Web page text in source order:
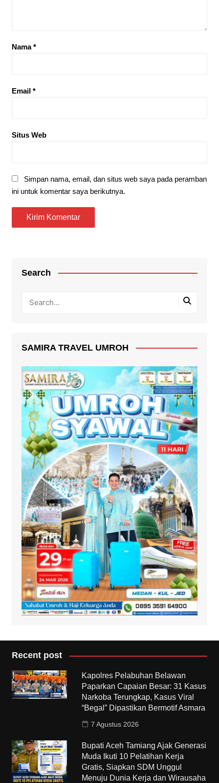
Nama*
Email *
Situs Web
Simpan nama, email, dan situs web saya pada peramban
ini untuk komentar saya berikutnya.
Search
SAMIRA TRAVEL UMROH
Recent post
Kapolres Pelabuhan Belawan
Paparkan Capaian Besar: 31 Kasus
Narkoba Terungkap, Kasus Viral
“Begal” Dipastikan Bermotif Asmara
7 Agustus 2026
Bupati Aceh Tamiang Ajak Generasi
Muda Ikuti 10 Pelatihan Kerja
Gratis, Siapkan SDM Unggul
Menuju Dunia Kerja dan Wirausaha